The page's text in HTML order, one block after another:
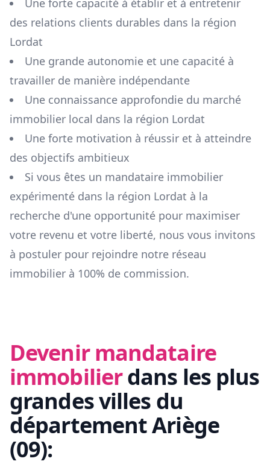
Une forte capacité à établir et à entretenir
des relations clients durables dans la région
Lordat
Une grande autonomie et une capacité à
travailler de manière indépendante
Une connaissance approfondie du marché
immobilier local dans la région Lordat
Une forte motivation à réussir et à atteindre
des objectifs ambitieux
Si vous êtes un mandataire immobilier
expérimenté dans la région Lordat à la
recherche d'une opportunité pour maximiser
votre revenu et votre liberté, nous vous invitons
à postuler pour rejoindre notre réseau
immobilier à 100% de commission.
Devenir mandataire
immobilierdans les plus
grandes villes du
départementAriège
(09):